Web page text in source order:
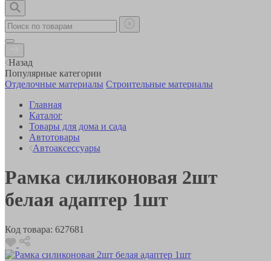
Назад
Популярные категории
Отделочные материалы Строительные материалы
Главная
Каталог
Товары для дома и сада
Автотовары
Автоаксессуары
Рамка силиконовая 2шт
белая адаптер 1шт
Код товара: 627681